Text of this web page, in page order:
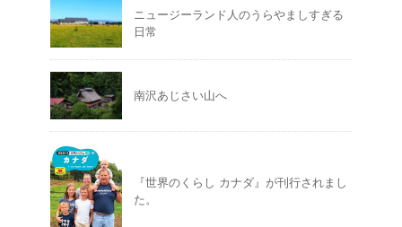
ニュージーランド人のうらやましすぎる
日常
南沢あじさい山へ
『世界のくらし カナダ』が刊行されまし
た。